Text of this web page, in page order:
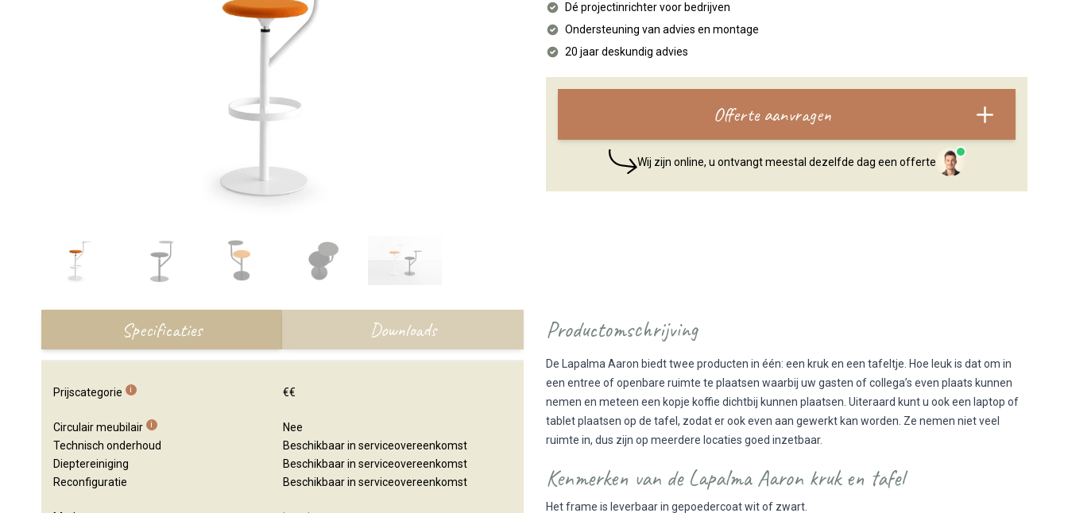
Dé projectinrichter voor bedrijven
Ondersteuning van advies en montage
20 jaar deskundig advies
Offerte aanvragen
Wij zijn online, u ontvangt meestal dezelfde dag een offerte
Specificaties Downloads
Prijscategorie i €€
Circulair meubilair i
Nee
Technisch onderhoud
Beschikbaar in serviceovereenkomst
Dieptereiniging
Beschikbaar in serviceovereenkomst
Reconfiguratie
Beschikbaar in serviceovereenkomst
Productomschrijving
De Lapalma Aaron biedt twee producten in één: een kruk en een tafeltje. Hoe leuk is dat om in
een entree of openbare ruimte te plaatsen waarbij uw gasten of collega’s even plaats kunnen
nemen en meteen een kopje koffie dichtbij kunnen plaatsen. Uiteraard kunt u ook een laptop of
tablet plaatsen op de tafel, zodat er ook even aan gewerkt kan worden. Ze nemen niet veel
ruimte in, dus zijn op meerdere locaties goed inzetbaar.
Kenmerken van de Lapalma Aaron kruk en tafel
Het frame is leverbaar in gepoedercoat wit of zwart.